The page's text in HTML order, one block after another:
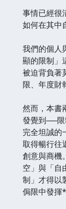
事情已經很
如何在其中
我們的個人
顯的限制」
被迫背負著
限、年度財
然而，本書
發覺到──限
完全坦誠的
取得暢行往
創意與商機
空」與「自
制」才得以
侷限中發揮